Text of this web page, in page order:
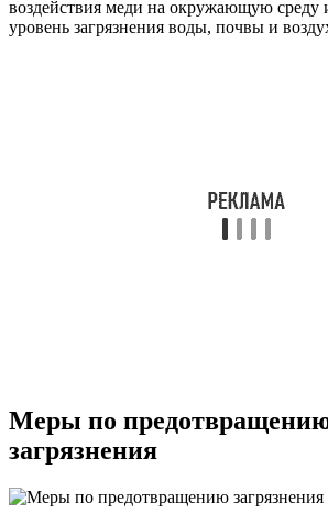
воздействия меди на окружающую среду
уровень загрязнения воды, почвы и
Меры по
загрязнения